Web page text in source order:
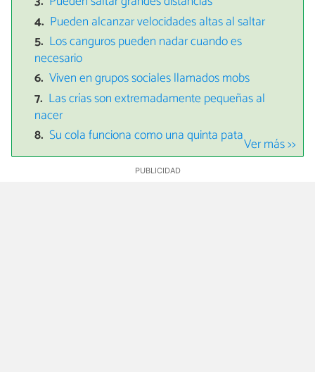
Pueden alcanzar velocidades altas al saltar
Los canguros pueden nadar cuando es
necesario
Viven en grupos sociales llamados mobs
Las crías son extremadamente pequeñas al
nacer
Su cola funciona como una quinta pataVer más >>